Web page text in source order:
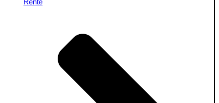
Rente